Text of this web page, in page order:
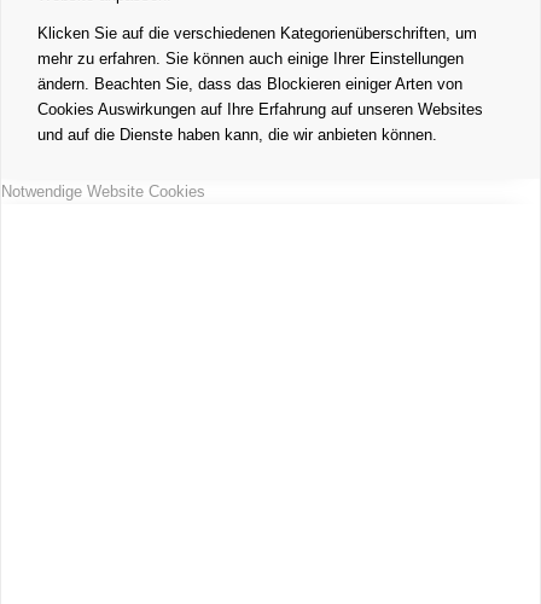
Klicken Sie auf die verschiedenen Kategorienüberschriften, um
mehr zu erfahren. Sie können auch einige Ihrer Einstellungen
ändern. Beachten Sie, dass das Blockieren einiger Arten von
Cookies Auswirkungen auf Ihre Erfahrung auf unseren Websites
und auf die Dienste haben kann, die wir anbieten können.
Notwendige Website Cookies